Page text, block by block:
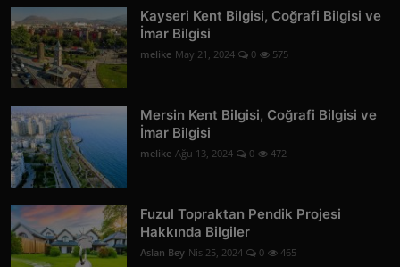
Kayseri Kent Bilgisi, Coğrafi Bilgisi ve
İmar Bilgisi
melike May 21, 2024 0 575
Mersin Kent Bilgisi, Coğrafi Bilgisi ve
İmar Bilgisi
melike Ağu 13, 2024 0 472
Fuzul Topraktan Pendik Projesi
Hakkında Bilgiler
Aslan Bey Nis 25, 2024 0 465